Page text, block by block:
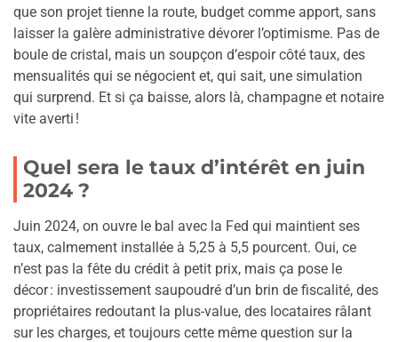
que son projet tienne la route, budget comme apport, sans
laisser la galère administrative dévorer l’optimisme. Pas de
boule de cristal, mais un soupçon d’espoir côté taux, des
mensualités qui se négocient et, qui sait, une simulation
qui surprend. Et si ça baisse, alors là, champagne et notaire
vite averti !
Quel sera le taux d’intérêt en juin
2024 ?
Juin 2024, on ouvre le bal avec la Fed qui maintient ses
taux, calmement installée à 5,25 à 5,5 pourcent. Oui, ce
n’est pas la fête du crédit à petit prix, mais ça pose le
décor : investissement saupoudré d’un brin de fiscalité, des
propriétaires redoutant la plus-value, des locataires râlant
sur les charges, et toujours cette même question sur la